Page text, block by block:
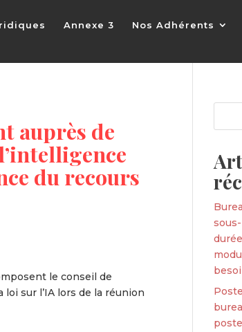
Annexe 3 Nos Adhérents
auprès de
du recours
le conseil de
sur l’IA lors de la réunion